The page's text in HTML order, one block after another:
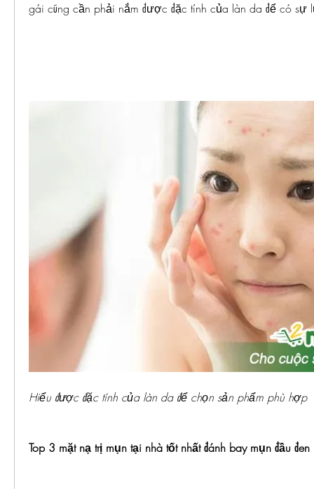
gái cũng cần phải nắm được đặc tính của làn da để có sự
Hiểu được đặc tính của làn da để chọn sản phẩm phù hợp
Top 3 mặt nạ trị mụn tại nhà tốt nhất đánh bay mụn đầu đen